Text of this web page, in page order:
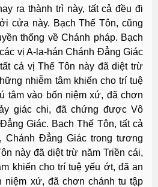
ra thành trì này, tất cả đều đi
cửa này. Bạch Thế Tôn, cũng
thống về Chánh pháp. Bạch
vị A-la-hán Chánh Ðẳng Giác
cả vị Thế Tôn này đã diệt trừ
nhiễm tâm khiến cho trí tuệ
tâm vào bốn niệm xứ, đã chơn
giác chi, đã chứng được Vô
Giác. Bạch Thế Tôn, tất cả
Chánh Ðẳng Giác trong tương
này đã diệt trừ năm Triền cái,
khiến cho trí tuệ yếu ớt, đã an
niệm xứ, đã chơn chánh tu tập